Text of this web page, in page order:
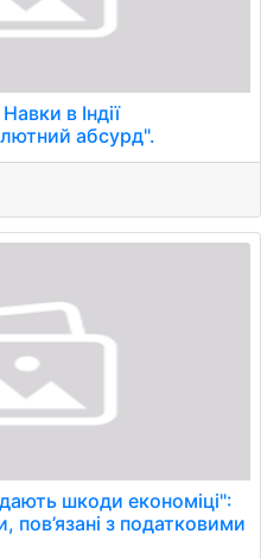
в Індії
абсурд".
шкоди економіці":
з податковими